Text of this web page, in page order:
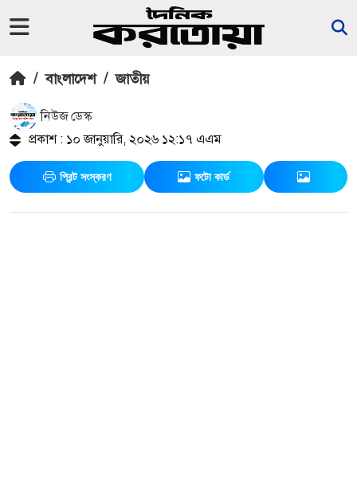
/ বাংলাদেশ / জাতীয়
নিউজ ডেস্ক
প্রকাশ : ১০ জানুয়ারি, ২০২৬ ১২:১৭ এএম
প্রিন্ট সংস্করণ ফটো কার্ড